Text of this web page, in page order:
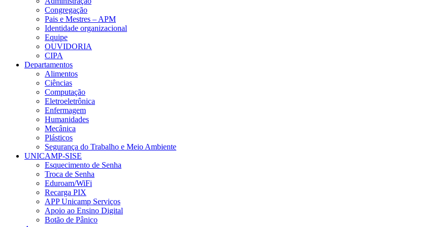
Congregação
Pais e Mestres – APM
Identidade organizacional
Equipe
OUVIDORIA
CIPA
Departamentos
Alimentos
Ciências
Computação
Eletroeletrônica
Enfermagem
Humanidades
Mecânica
Plásticos
Segurança do Trabalho e Meio Ambiente
UNICAMP-SISE
Esquecimento de Senha
Troca de Senha
Eduroam/WiFi
Recarga PIX
APP Unicamp Serviços
Apoio ao Ensino Digital
Botão de Pânico